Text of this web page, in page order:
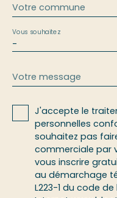
Votre commune
-
Vous souhaitez
Votre message
J'accepte le
personnelles
souhaitez pas
commerciale par
vous inscrire
au démarchage
L223-1 du code